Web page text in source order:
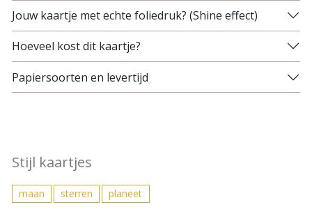
Jouw kaartje met echte foliedruk? (Shine effect)
Hoeveel kost dit kaartje?
Papiersoorten en levertijd
Stijl kaartjes
maan sterren planeet